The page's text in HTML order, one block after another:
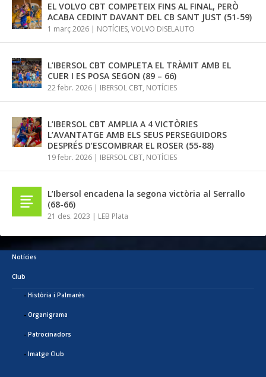
EL VOLVO CBT COMPETEIX FINS AL FINAL, PERÒ
ACABA CEDINT DAVANT DEL CB SANT JUST (51-59)
1 març 2026 | NOTÍCIES, VOLVO DISELAUTO
L’IBERSOL CBT COMPLETA EL TRÀMIT AMB EL
CUER I ES POSA SEGON (89 – 66)
22 febr. 2026 | IBERSOL CBT, NOTÍCIES
L’IBERSOL CBT AMPLIA A 4 VICTÒRIES
L’AVANTATGE AMB ELS SEUS PERSEGUIDORS
DESPRÉS D’ESCOMBRAR EL ROSER (55-88)
19 febr. 2026 | IBERSOL CBT, NOTÍCIES
L’Ibersol encadena la segona victòria al Serrallo
(68-66)
21 des. 2023 | LEB Plata
Notícies
Club
Història i Palmarès
Organigrama
Patrocinadors
Imatge Club